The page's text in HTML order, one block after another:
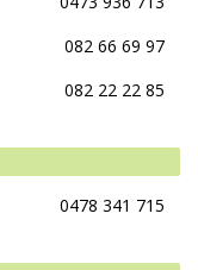
082 66 69 97
082 22 22 85
0478 341 715